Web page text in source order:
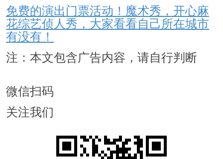
免费的演出门票活动！魔术秀，开心麻
花综艺侦人秀，大家看看自己所在城市
有没有！
注：本文包含广告内容，请自行判断
微信扫码
关注我们